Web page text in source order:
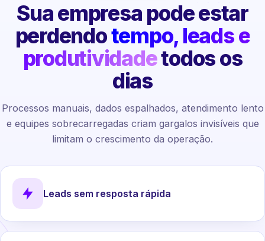
Sua empresa pode estar
perdendotempo, leads e
produtividadetodos os
dias
Processos manuais, dados espalhados, atendimento lento
e equipes sobrecarregadas criam gargalos invisíveis que
limitam o crescimento da operação.
Leads sem resposta rápida